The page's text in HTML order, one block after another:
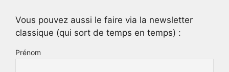
Vous pouvez aussi le faire via la newsletter
classique (qui sort de temps en temps) :
Prénom